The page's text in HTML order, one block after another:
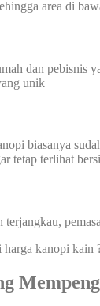
area di
dan pebisnis
unik
biasanya
tetap terlihat
terjangkau,
harga kanopi kain